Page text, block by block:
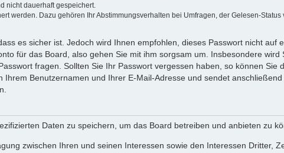
nicht dauerhaft gespeichert.
werden. Dazu gehören Ihr Abstimmungsverhalten bei Umfragen, der Gelesen-
es sicher ist. Jedoch wird Ihnen empfohlen, dieses Passwort nicht auf
für das Board, also gehen Sie mit ihm sorgsam um. Insbesondere wird
fragen. Sollten Sie Ihr Passwort vergessen haben, so können Sie
Benutzernamen und Ihrer E-Mail-Adresse und sendet
Daten zu speichern, um das Board betreiben und anbieten zu
zwischen Ihren und seinen Interessen sowie den Interessen Dritter,